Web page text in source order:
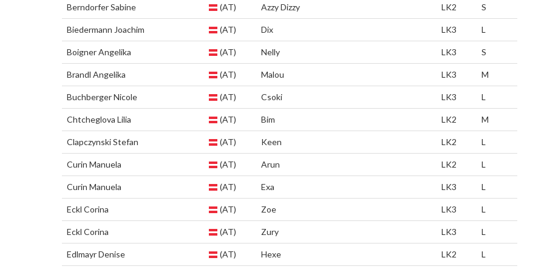
Berndorfer Sabine (AT) Azzy Dizzy LK2 S
Biedermann Joachim (AT) Dix LK3 L
Boigner Angelika (AT) Nelly LK3 S
Brandl Angelika (AT) Malou LK3 M
Buchberger Nicole (AT) Csoki LK3 L
Chtcheglova Lilia (AT) Bim LK2 M
Clapczynski Stefan (AT) Keen LK2 L
Curin Manuela (AT) Arun LK2 L
Curin Manuela (AT) Exa LK3 L
Eckl Corina (AT) Zoe LK3 L
Eckl Corina (AT) Zury LK3 L
Edlmayr Denise (AT) Hexe LK2 L